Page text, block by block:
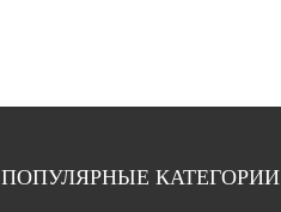
ПОПУЛЯРНЫЕ КАТЕГОРИИ